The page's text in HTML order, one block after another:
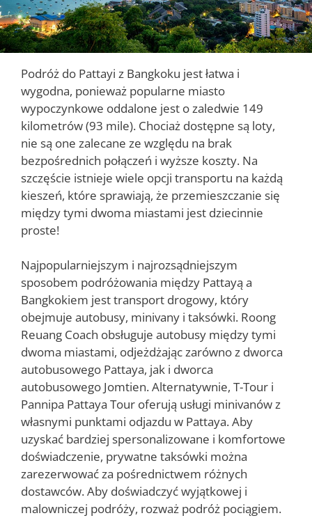
Podróż do Pattayi z Bangkoku jest łatwa i
wygodna, ponieważ popularne miasto
wypoczynkowe oddalone jest o zaledwie 149
kilometrów (93 mile). Chociaż dostępne są loty,
nie są one zalecane ze względu na brak
bezpośrednich połączeń i wyższe koszty. Na
szczęście istnieje wiele opcji transportu na każdą
kieszeń, które sprawiają, że przemieszczanie się
między tymi dwoma miastami jest dziecinnie
proste!
Najpopularniejszym i najrozsądniejszym
sposobem podróżowania między Pattayą a
Bangkokiem jest transport drogowy, który
obejmuje autobusy, minivany i taksówki. Roong
Reuang Coach obsługuje autobusy między tymi
dwoma miastami, odjeżdżając zarówno z dworca
autobusowego Pattaya, jak i dworca
autobusowego Jomtien. Alternatywnie, T-Tour i
Pannipa Pattaya Tour oferują usługi minivanów z
własnymi punktami odjazdu w Pattaya. Aby
uzyskać bardziej spersonalizowane i komfortowe
doświadczenie, prywatne taksówki można
zarezerwować za pośrednictwem różnych
dostawców. Aby doświadczyć wyjątkowej i
malowniczej podróży, rozważ podróż pociągiem.